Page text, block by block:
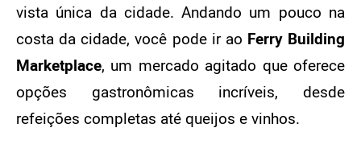
vista única da cidade. Andando um pouco na
costa da cidade, você pode ir ao Ferry Building
Marketplace, um mercado agitado que oferece
opções gastronômicas incríveis, desde
refeições completas até queijos e vinhos.